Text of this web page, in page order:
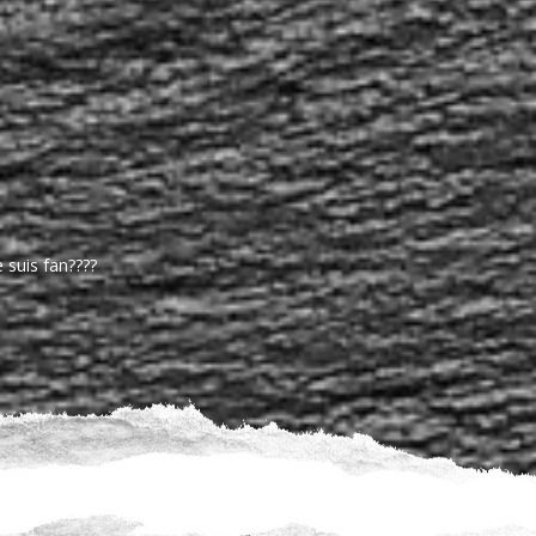
Formulaire
fan????
de la superbe déco, des